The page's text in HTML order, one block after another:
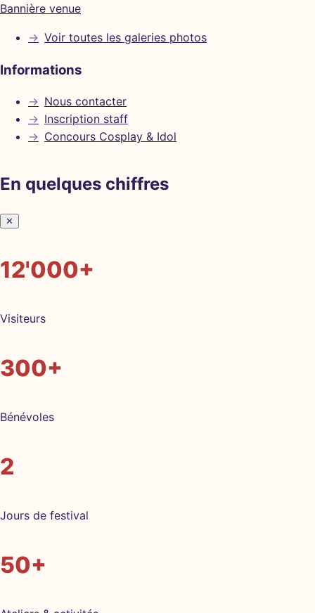
Bannière venue
→ Voir toutes les galeries photos
Informations
→ Nous contacter
→ Inscription staff
→ Concours Cosplay & Idol
En quelques chiffres
✕
12'000+
Visiteurs
300+
Bénévoles
2
Jours de festival
50+